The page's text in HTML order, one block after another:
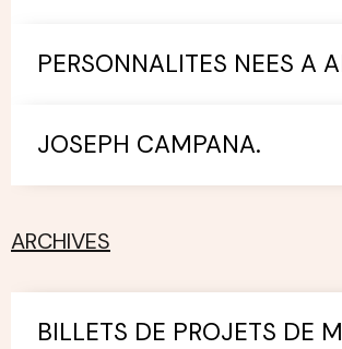
PERSONNALITES NEES A
JOSEPH CAMPANA.
ARCHIVES
BILLETS DE PROJETS DE